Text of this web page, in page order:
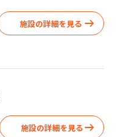
施設の詳細を見る
施設の詳細を見る